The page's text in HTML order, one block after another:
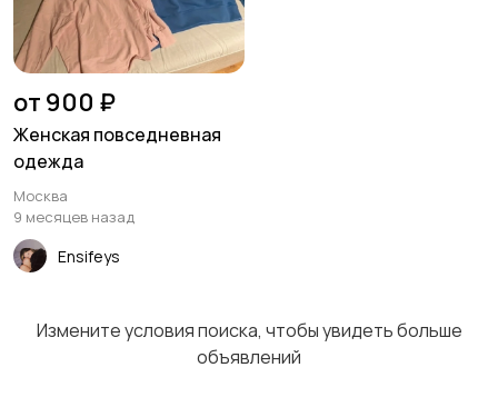
от 900 ₽
Женская повседневная
одежда
Москва
9 месяцев назад
Ensifeys
Измените условия поиска, чтобы увидеть больше
объявлений